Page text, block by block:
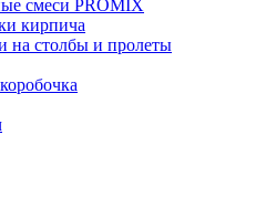
смеси PROMIX
кирпича
на столбы и пролеты